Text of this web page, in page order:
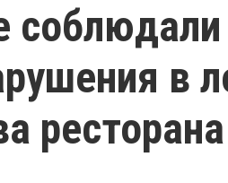
соблюдали
в
ресторана